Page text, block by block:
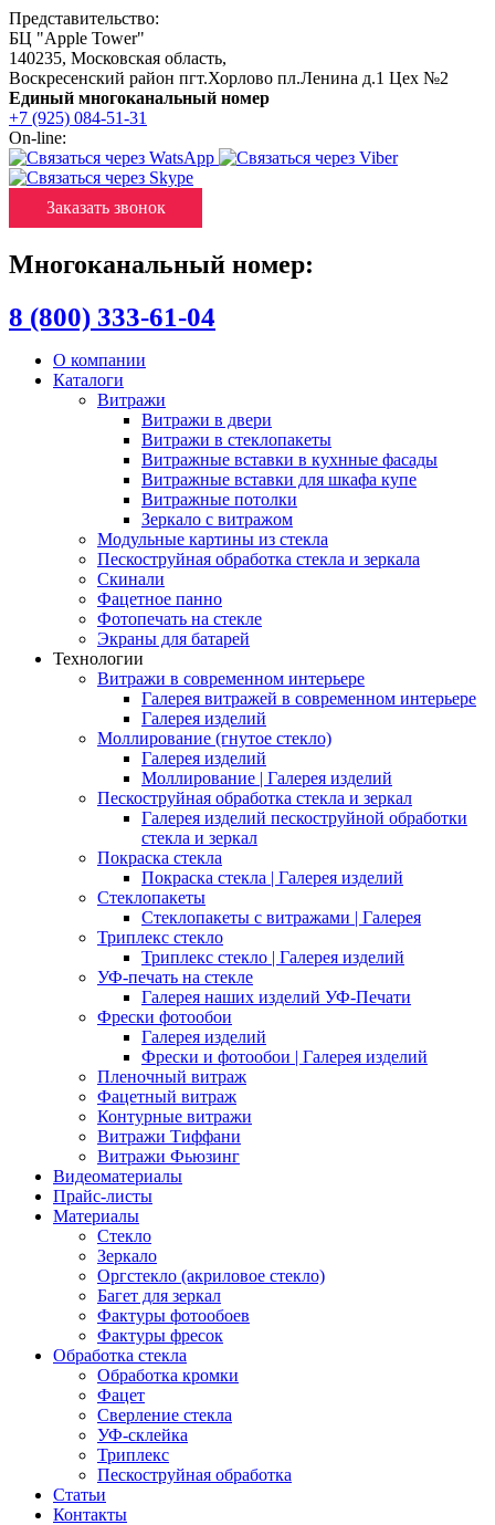
Представительство:
БЦ "Apple Tower"
140235, Московская область,
Воскресенский район пгт.Хорлово пл.Ленина д.1 Цех №2
Единый многоканальный номер
+7 (925) 084-51-31
On-line:
Заказать звонок
Многоканальный номер:
8 (800) 333-61-04
О компании
Каталоги
Витражи
Витражи в двери
Витражи в стеклопакеты
Витражные вставки в кухнные фасады
Витражные вставки для шкафа купе
Витражные потолки
Зеркало с витражом
Модульные картины из стекла
Пескоструйная обработка стекла и зеркала
Скинали
Фацетное панно
Фотопечать на стекле
Экраны для батарей
Технологии
Витражи в современном интерьере
Галерея витражей в современном интерьере
Галерея изделий
Моллирование (гнутое стекло)
Галерея изделий
Моллирование | Галерея изделий
Пескоструйная обработка стекла и зеркал
Галерея изделий пескоструйной обработки
стекла и зеркал
Покраска стекла
Покраска стекла | Галерея изделий
Стеклопакеты
Стеклопакеты с витражами | Галерея
Триплекс стекло
Триплекс стекло | Галерея изделий
УФ-печать на стекле
Галерея наших изделий УФ-Печати
Фрески фотообои
Галерея изделий
Фрески и фотообои | Галерея изделий
Пленочный витраж
Фацетный витраж
Контурные витражи
Витражи Тиффани
Витражи Фьюзинг
Видеоматериалы
Прайс-листы
Материалы
Стекло
Зеркало
Оргстекло (акриловое стекло)
Багет для зеркал
Фактуры фотообоев
Фактуры фресок
Обработка стекла
Обработка кромки
Фацет
Сверление стекла
УФ-склейка
Триплекс
Пескоструйная обработка
Статьи
Контакты